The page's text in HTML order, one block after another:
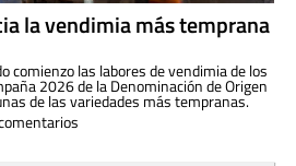
la vendimia más temprana
comienzo las labores de vendimia de los
2026 de la Denominación de Origen
de las variedades más tempranas.